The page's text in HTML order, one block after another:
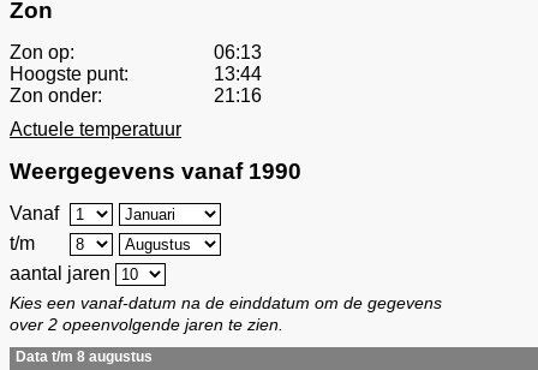
Zon
Zon op:
06:13
Hoogste punt:
13:44
Zon onder:
21:16
Actuele temperatuur
Weergegevens vanaf 1990
Vanaf
t/m
aantal jaren
Kies een vanaf-datum na de einddatum om de gegevens
over 2 opeenvolgende jaren te zien.
Data t/m 8 augustus